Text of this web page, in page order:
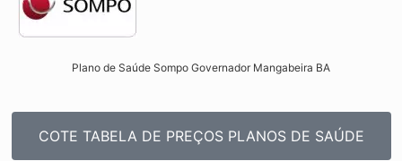
Plano de Saúde Sompo Governador Mangabeira BA​
COTE TABELA DE PREÇOS PLANOS DE SAÚDE